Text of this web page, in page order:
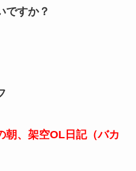
ですか？
朝、架空OL日記（バカ